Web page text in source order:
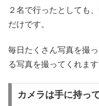
２名で行ったとしても
だけです。
毎日たくさん写真を撮
る写真を撮ってくれます
カメラは手に持っ